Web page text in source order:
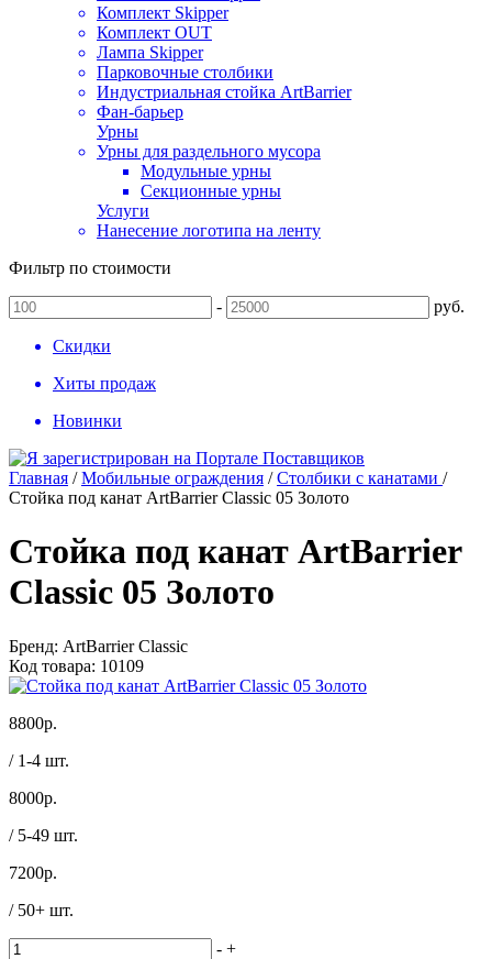
Комплект Skipper
Комплект OUT
Лампа Skipper
Парковочные столбики
Индустриальная стойка ArtBarrier
Фан-барьер
Урны
Урны для раздельного мусора
Модульные урны
Секционные урны
Услуги
Нанесение логотипа на ленту
Фильтр по стоимости
- руб.
Скидки
Хиты продаж
Новинки
Главная /Мобильные ограждения /Столбики с канатами /
Стойка под канат ArtBarrier Classic 05 Золото
Стойка под канат ArtBarrier
Classic 05 Золото
Бренд: ArtBarrier Classic
Код товара: 10109
8800р.
/ 1-4 шт.
8000р.
/ 5-49 шт.
7200р.
/ 50+ шт.
- +